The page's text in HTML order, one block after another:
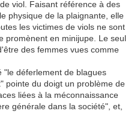
viol. Faisant référence à des
physique de la plaignante, elle
les victimes de viols ne sont
promènent en minijupe. Le seul
des femmes vues comme
"le déferlement de blagues
pointe du doigt un problème de
liées à la méconnaissance
générale dans la société", et,